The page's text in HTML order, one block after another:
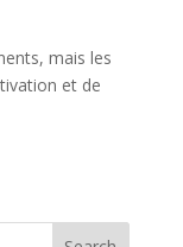
mais les
et de